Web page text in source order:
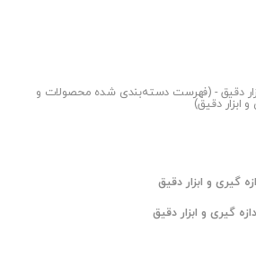
دقیق - (فهرست دسته‌بندی شده محصولات و
ابزار دقیق)
گیری و ابزار دقیق
گیری و ابزار دقیق